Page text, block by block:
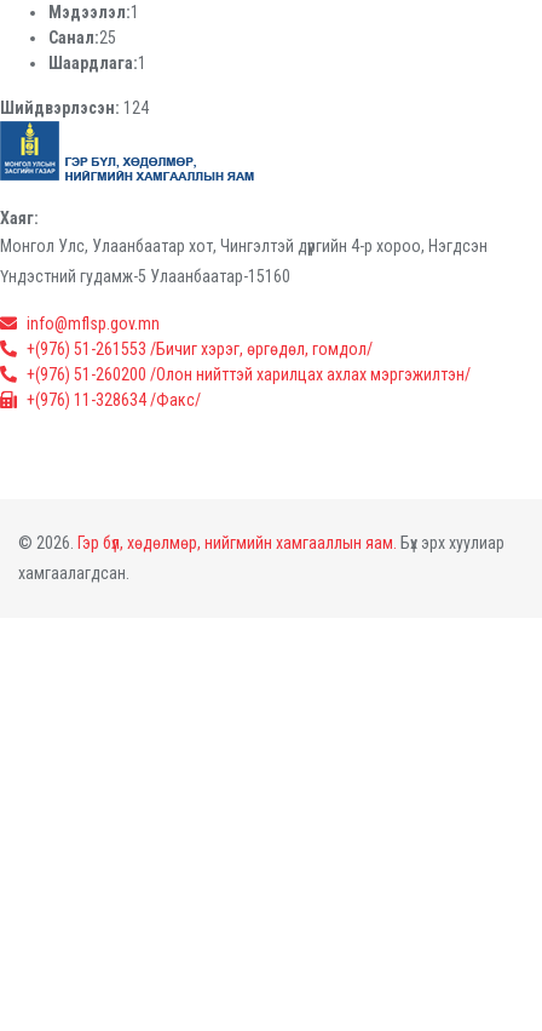
Мэдээлэл:1
Санал:25
Шаардлага:1
Шийдвэрлэсэн: 124
Хаяг:
Монгол Улс, Улаанбаатар хот, Чингэлтэй дүүргийн 4-р хороо, Нэгдсэн
Үндэстний гудамж-5 Улаанбаатар-15160
info@mflsp.gov.mn
+(976) 51-261553 /Бичиг хэрэг, өргөдөл, гомдол/
+(976) 51-260200 /Олон нийттэй харилцах ахлах мэргэжилтэн/
+(976) 11-328634 /Факс/
© 2026. Гэр бүл, хөдөлмөр, нийгмийн хамгааллын яам. Бүх эрх хуулиар
хамгаалагдсан.